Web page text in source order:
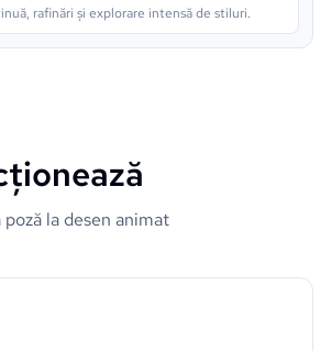
rafinări și explorare intensă de stiluri.
la desen animat